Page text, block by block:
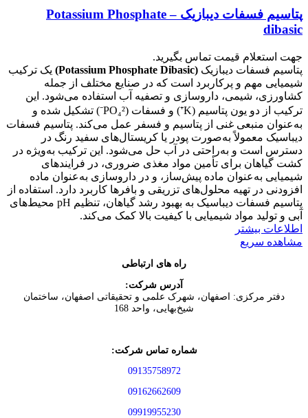
پتاسیم فسفات دیبازیک – Potassium Phosphate
dibasic
جهت استعلام قیمت تماس بگیرید.
پتاسیم فسفات دیبازیک (Potassium Phosphate Dibasic)
یک ترکیب
شیمیایی مهم و پرکاربرد است که در صنایع مختلف از جمله
کشاورزی، شیمی، داروسازی و تصفیه آب استفاده می‌شود. این
ترکیب از دو یون پتاسیم (K⁺) و فسفات (PO₄²⁻) تشکیل شده و
به‌عنوان منبعی غنی از پتاسیم و فسفر عمل می‌کند. پتاسیم فسفات
دیباسیک معمولاً به‌صورت پودر یا کریستال‌های سفید رنگ در
دسترس است و به‌راحتی در آب حل می‌شود. این ترکیب به‌ویژه در
کشت گیاهان برای تأمین مواد مغذی ضروری، در فرایندهای
شیمیایی به‌عنوان ماده پیش‌ساز، و در داروسازی به‌عنوان ماده
افزودنی در تهیه محلول‌های تزریقی و بافرها کاربرد دارد. استفاده از
پتاسیم فسفات دیباسیک به بهبود رشد گیاهان، تنظیم pH محیط‌های
آبی و تولید مواد شیمیایی با کیفیت بالا کمک می‌کند.
اطلاعات بیشتر
مشاهده سریع
راه های ارتباطی
آدرس شرکت:
دفتر مركزی: اصفهان، شهرک علمی و تحقیقاتی اصفهان، ساختمان
شیخ‌بهایی، واحد 168
شماره تماس شرکت:
09135758972
09162662609
09919955230